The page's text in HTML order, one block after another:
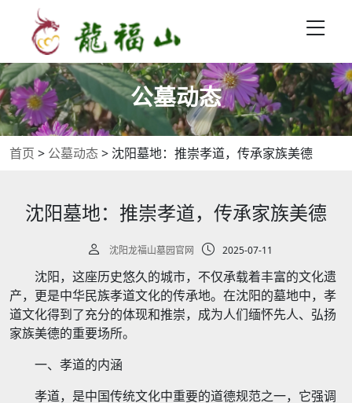
公墓动态
首页 > 公墓动态> 沈阳墓地：推崇孝道，传承家族美德
沈阳墓地：推崇孝道，传承家族美德
沈阳龙福山墓园官网 2025-07-11
沈阳，这座历史悠久的城市，不仅承载着丰富的文化遗
产，更是中华民族孝道文化的传承地。在沈阳的墓地中，孝
道文化得到了充分的体现和推崇，成为人们缅怀先人、弘扬
家族美德的重要场所。
一、孝道的内涵
孝道，是中国传统文化中重要的道德规范之一，它强调